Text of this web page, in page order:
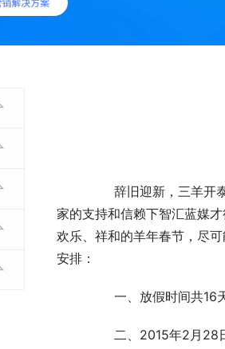
家的支持和信赖下智汇蓝媒
欢乐、祥和的羊年春节，尽
安排：
　　一、放假时间共
　　二、2015年2月28